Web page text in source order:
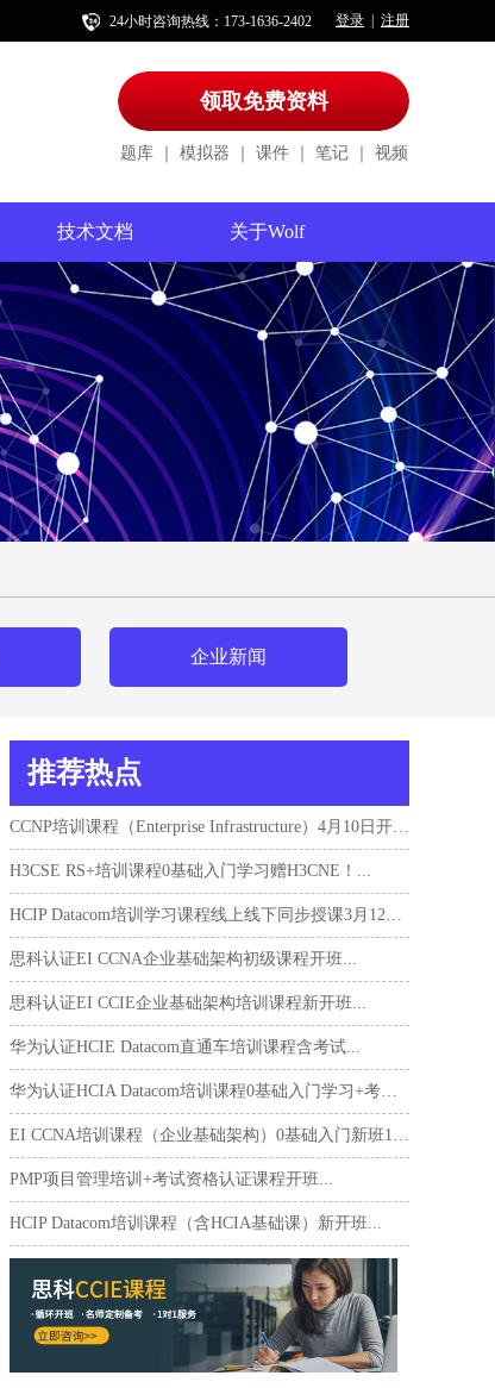
登录 注册
24小时咨询热线：173-1636-2402
领取免费资料
题库 模拟器 课件 笔记 视频
技术文档 关于Wolf
企业新闻
推荐热点
CCNP培训课程（Enterprise Infrastructure）4月10日开班！...
H3CSE RS+培训课程0基础入门学习赠H3CNE！...
HCIP Datacom培训学习课程线上线下同步授课3月12日开班...
思科认证EI CCNA企业基础架构初级课程开班...
思科认证EI CCIE企业基础架构培训课程新开班...
华为认证HCIE Datacom直通车培训课程含考试...
华为认证HCIA Datacom培训课程0基础入门学习+考试...
EI CCNA培训课程（企业基础架构）0基础入门新班10月17日...
PMP项目管理培训+考试资格认证课程开班...
HCIP Datacom培训课程（含HCIA基础课）新开班...